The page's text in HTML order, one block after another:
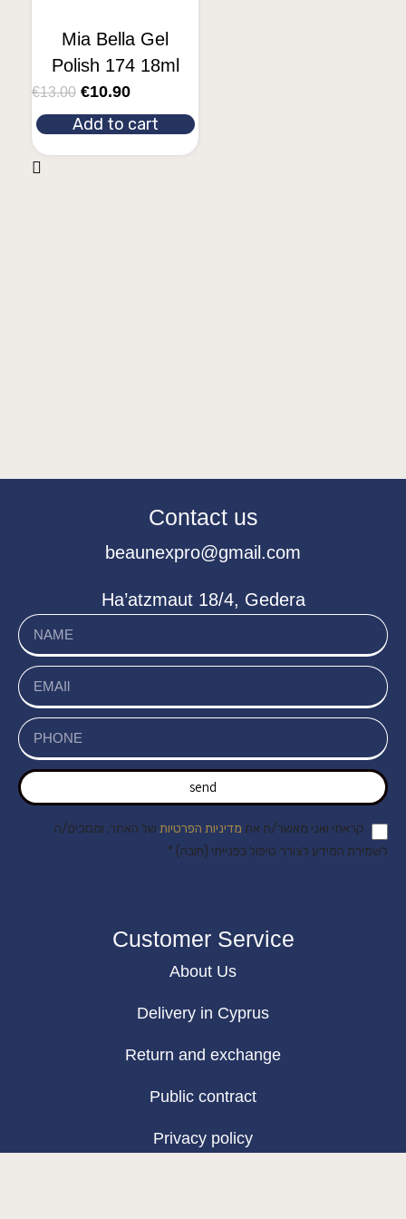
Mia Bella Gel
Polish 174 18ml
€13.00 €10.90
Add to cart
Contact us
beaunexpro@gmail.com
Ha’atzmaut 18/4, Gedera
send
קראתי ואני מאשר/ת את מדיניות הפרטיות של האתר, ומסכים/ה
לשמירת המידע לצורך טיפול בפנייתי (חובה) *
Customer Service
About Us
Delivery in Cyprus
Return and exchange
Public contract
Privacy policy